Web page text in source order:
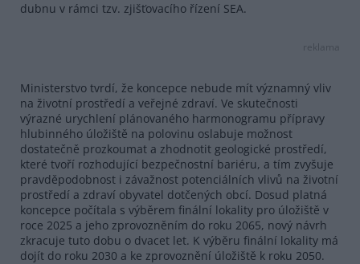
dubnu v rámci tzv. zjišťovacího řízení SEA.
reklama
Ministerstvo tvrdí, že koncepce nebude mít významný vliv
na životní prostředí a veřejné zdraví. Ve skutečnosti
výrazné urychlení plánovaného harmonogramu přípravy
hlubinného úložiště na polovinu oslabuje možnost
dostatečně prozkoumat a zhodnotit geologické prostředí,
které tvoří rozhodující bezpečnostní bariéru, a tím zvyšuje
pravděpodobnost i závažnost potenciálních vlivů na životní
prostředí a zdraví obyvatel dotčených obcí. Dosud platná
koncepce počítala s výběrem finální lokality pro úložiště v
roce 2025 a jeho zprovozněním do roku 2065, nový návrh
zkracuje tuto dobu o dvacet let. K výběru finální lokality má
dojít do roku 2030 a ke zprovoznění úložiště k roku 2050.